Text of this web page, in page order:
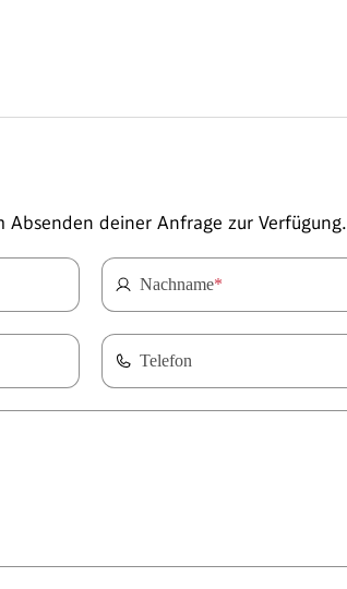
deiner Anfrage zur Verfügung.
Nachname*
Telefon